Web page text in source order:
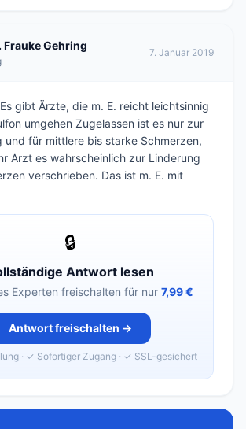
Frauke Gehring
7. Januar 2019
gibt Ärzte, die m. E. reicht leichtsinnig
umgehen Zugelassen ist es nur zur
und für mittlere bis starke Schmerzen,
Arzt es wahrscheinlich zur Linderung
verschrieben. Das ist m. E. mit
🔒
Antwort lesen
Experten freischalten für nur 7,99 €
Antwort freischalten →
· ✓ Sofortiger Zugang · ✓ SSL-gesichert